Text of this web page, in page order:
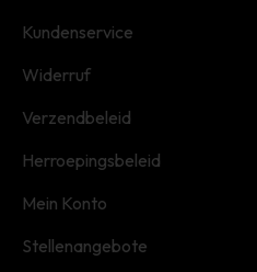
Kundenservice
Widerruf
Verzendbeleid
Herroepingsbeleid
Mein Konto
Stellenangebote